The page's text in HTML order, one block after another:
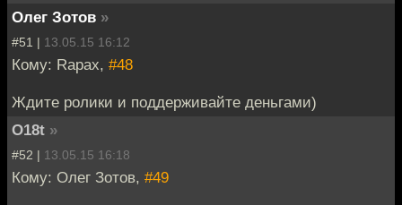
Олег Зотов »
#51 | 13.05.15 16:12
Кому: Rapax, #48
Ждите ролики и поддерживайте деньгами)
O18t »
#52 | 13.05.15 16:18
Кому: Олег Зотов, #49